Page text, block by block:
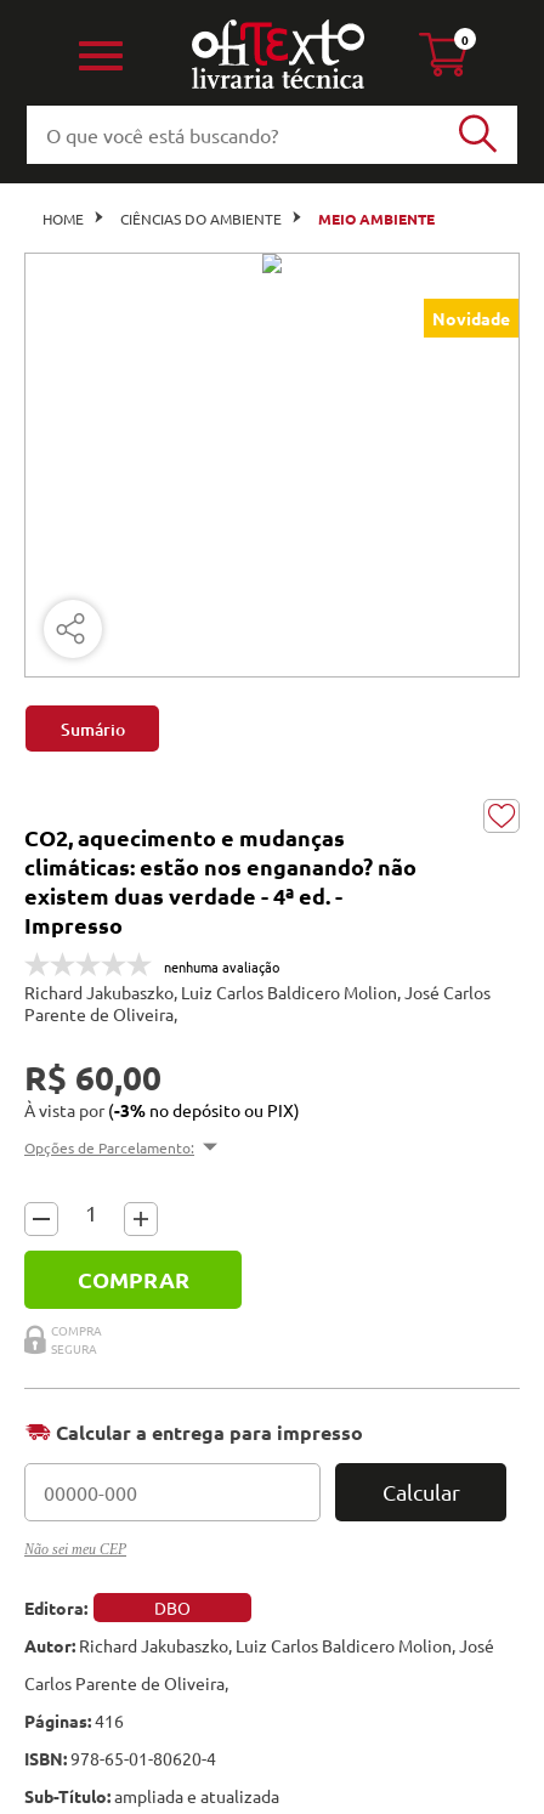
0
HOME CIÊNCIAS DO AMBIENTE MEIO AMBIENTE
Editora:
DBO
Autor: Richard Jakubaszko, Luiz Carlos Baldicero Molion, José
Carlos Parente de Oliveira,
Páginas:416
ISBN:978-65-01-80620-4
Sub-Título:ampliada e atualizada
Novidade
Sumário
CO2, aquecimento e mudanças
climáticas: estão nos enganando? não
existem duas verdade - 4ª ed. -
Impresso
nenhuma avaliação
Richard Jakubaszko, Luiz Carlos Baldicero Molion, José Carlos
Parente de Oliveira,
R$ 60,00
À vista por(-3% no depósito ou PIX)
Opções de Parcelamento:
COMPRAR
Calcular a entrega para impresso
Calcular
Não sei meu CEP